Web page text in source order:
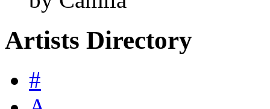
Artists Directory
#